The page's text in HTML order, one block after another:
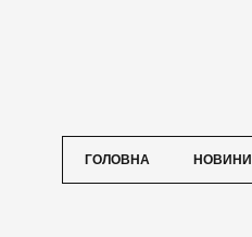
ГОЛОВНА НОВИНИ